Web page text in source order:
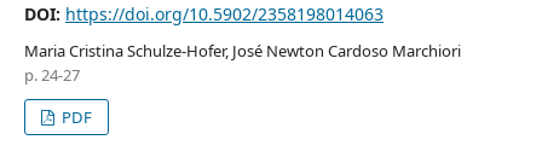
DOI: https://doi.org/10.5902/2358198014063
Maria Cristina Schulze-Hofer, José Newton Cardoso Marchiori
p. 24-27
PDF